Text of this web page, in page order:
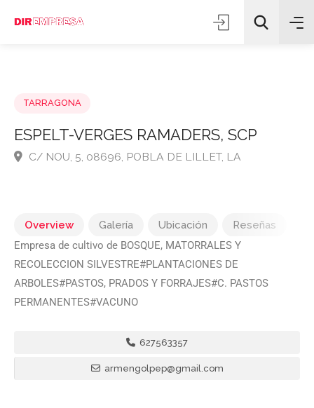
ESPELT-VERGES RAMADERS, SCP
Overview Galería Ubicación
Reseñas
Empresa de cultivo de BOSQUE, MATORRALES Y
RECOLECCION SILVESTRE#PLANTACIONES DE
ARBOLES#PASTOS, PRADOS Y FORRAJES#C. PASTOS
PERMANENTES#VACUNO
627563357
armengolpep@gmail.com